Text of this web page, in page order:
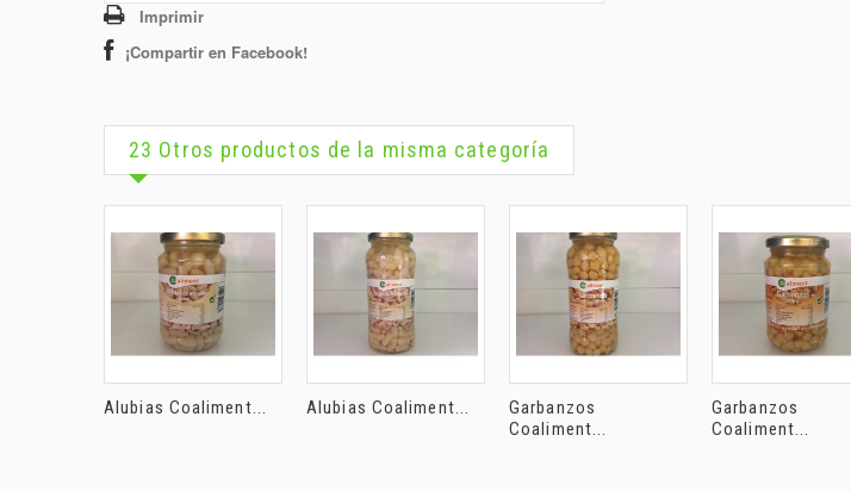
Imprimir
¡Compartir en Facebook!
23 Otros productos de la misma categoría
Alubias Coaliment... Alubias Coaliment...
Garbanzos
Coaliment...
Garbanzos
Coaliment...